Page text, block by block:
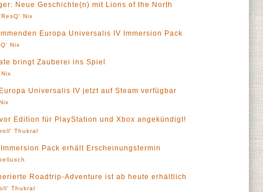
Neue Geschichte(n) mit Lions of the North
Nix
Europa Universalis IV Immersion Pack
Nix
bringt Zauberei ins Spiel
Universalis IV jetzt auf Steam verfügbar
Edition für PlayStation und Xbox angekündigt!
Thukral
Pack erhält Erscheinungstermin
Roadtrip-Adventure ist ab heute erhältlich
Thukral